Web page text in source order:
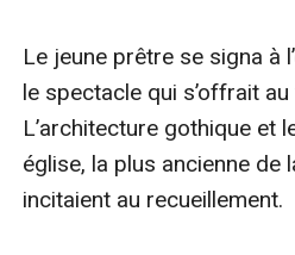
Le jeune prêtre se signa à
le spectacle qui s’offrait au
L’architecture gothique et
église, la plus ancienne de
incitaient au recueillement.